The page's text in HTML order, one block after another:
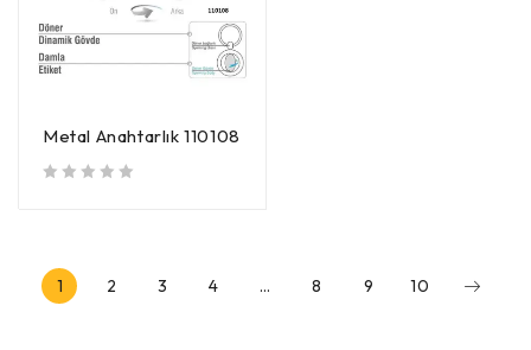
Metal Anahtarlık 110108
1 2 3 4 … 8 9 10